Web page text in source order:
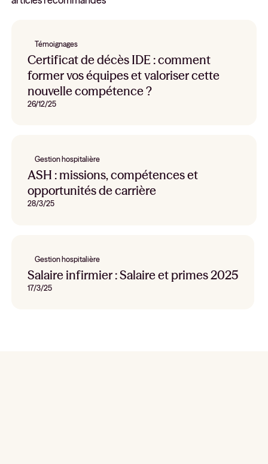
Témoignages
Certificat de décès IDE : comment
former vos équipes et valoriser cette
nouvelle compétence ?
26/12/25
Gestion hospitalière
ASH : missions, compétences et
opportunités de carrière
28/3/25
Gestion hospitalière
Salaire infirmier : Salaire et primes 2025
17/3/25